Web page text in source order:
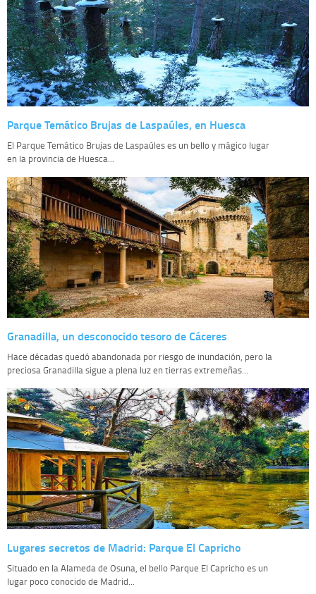
Parque Temático Brujas de Laspaúles, en Huesca
El Parque Temático Brujas de Laspaúles es un bello y mágico lugar
en la provincia de Huesca...
Granadilla, un desconocido tesoro de Cáceres
Hace décadas quedó abandonada por riesgo de inundación, pero la
preciosa Granadilla sigue a plena luz en tierras extremeñas...
Lugares secretos de Madrid: Parque El Capricho
Situado en la Alameda de Osuna, el bello Parque El Capricho es un
lugar poco conocido de Madrid...